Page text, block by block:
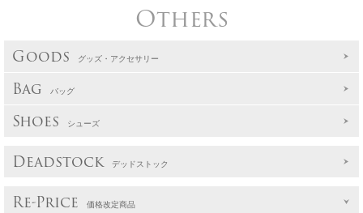
Others
Goods グッズ・アクセサリー
Bag バッグ
Shoes シューズ
Deadstock デッドストック
Re-Price 価格改定商品